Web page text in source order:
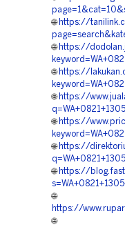
🌐 https://
🌐 https://
🌐 https://
🌐 https://
🌐 https://
🌐 https://
🌐 https://
🌐
https://
🌐